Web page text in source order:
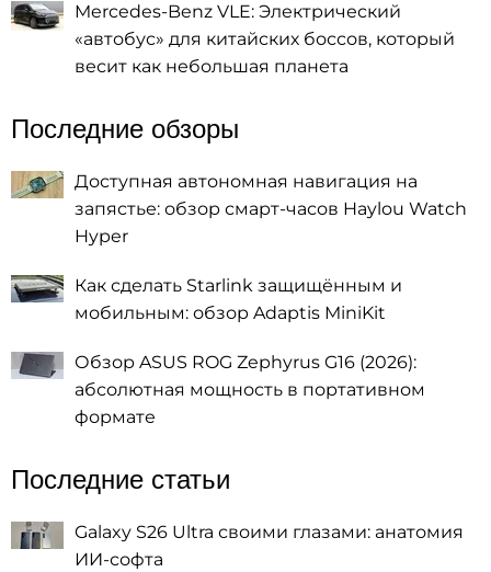
Mercedes-Benz VLE: Электрический
«автобус» для китайских боссов, который
весит как небольшая планета
Последние обзоры
Доступная автономная навигация на
запястье: обзор смарт-часов Haylou Watch
Hyper
Как сделать Starlink защищённым и
мобильным: обзор Adaptis MiniKit
Обзор ASUS ROG Zephyrus G16 (2026):
абсолютная мощность в портативном
формате
Последние статьи
Galaxy S26 Ultra своими глазами: анатомия
ИИ-софта